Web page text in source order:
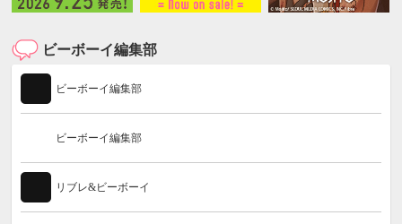
ビーボーイ編集部
ビーボーイ編集部
ビーボーイ編集部
リブレ&ビーボーイ